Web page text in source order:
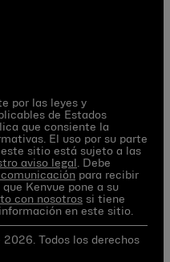
por las leyes y
de Estados
que consiente la
El uso por su parte
sitio está sujeto a las
aviso legal
. Debe
comunicación para recibir
Kenvue pone a su
con nosotros si tiene
en este sitio.
Todos los derechos